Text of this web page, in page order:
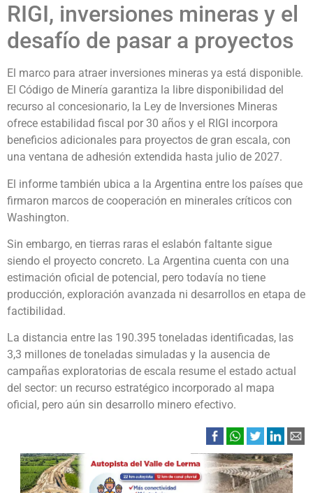
RIGI, inversiones mineras y el
desafío de pasar a proyectos
El marco para atraer inversiones mineras ya está disponible.
El Código de Minería garantiza la libre disponibilidad del
recurso al concesionario, la Ley de Inversiones Mineras
ofrece estabilidad fiscal por 30 años y el RIGI incorpora
beneficios adicionales para proyectos de gran escala, con
una ventana de adhesión extendida hasta julio de 2027.
El informe también ubica a la Argentina entre los países que
firmaron marcos de cooperación en minerales críticos con
Washington.
Sin embargo, en tierras raras el eslabón faltante sigue
siendo el proyecto concreto. La Argentina cuenta con una
estimación oficial de potencial, pero todavía no tiene
producción, exploración avanzada ni desarrollos en etapa de
factibilidad.
La distancia entre las 190.395 toneladas identificadas, las
3,3 millones de toneladas simuladas y la ausencia de
campañas exploratorias de escala resume el estado actual
del sector: un recurso estratégico incorporado al mapa
oficial, pero aún sin desarrollo minero efectivo.